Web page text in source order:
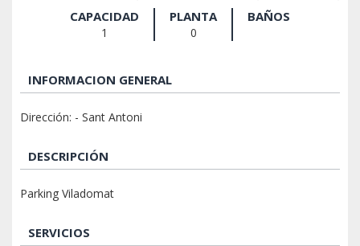
CAPACIDAD
1
PLANTA
0
BAÑOS
INFORMACION GENERAL
Dirección: - Sant Antoni
DESCRIPCIÓN
Parking Viladomat
SERVICIOS